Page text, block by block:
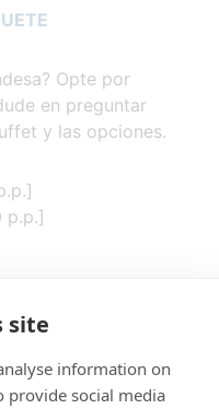
Opte por
en preguntar
y las opciones.
p.p.]
site
information on
provide social media